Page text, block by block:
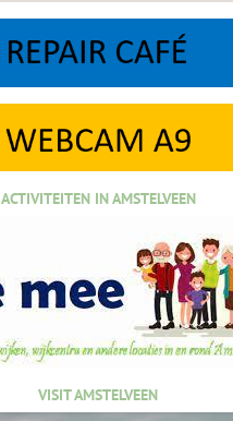
ACTIVITEITEN IN AMSTELVEEN
VISIT AMSTELVEEN